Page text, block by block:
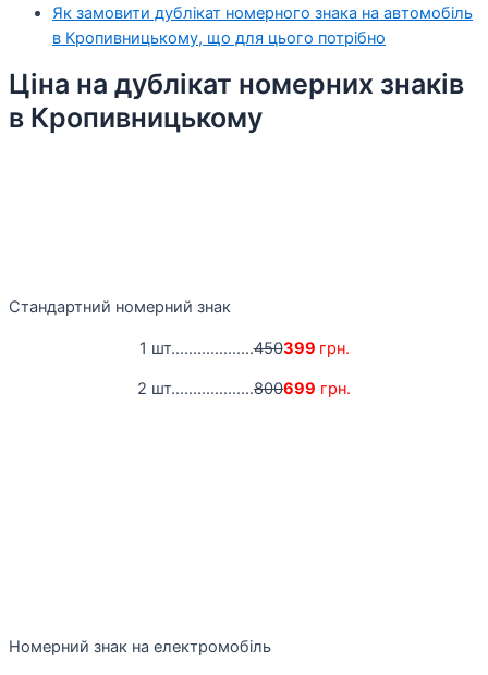
Як замовити дублікат номерного знака на автомобіль
в Кропивницькому, що для цього потрібно
Ціна на дублікат номерних знаків
в Кропивницькому
Стандартний номерний знак
1 шт...................450399 грн.
2 шт...................800699 грн.
Номерний знак на електромобіль